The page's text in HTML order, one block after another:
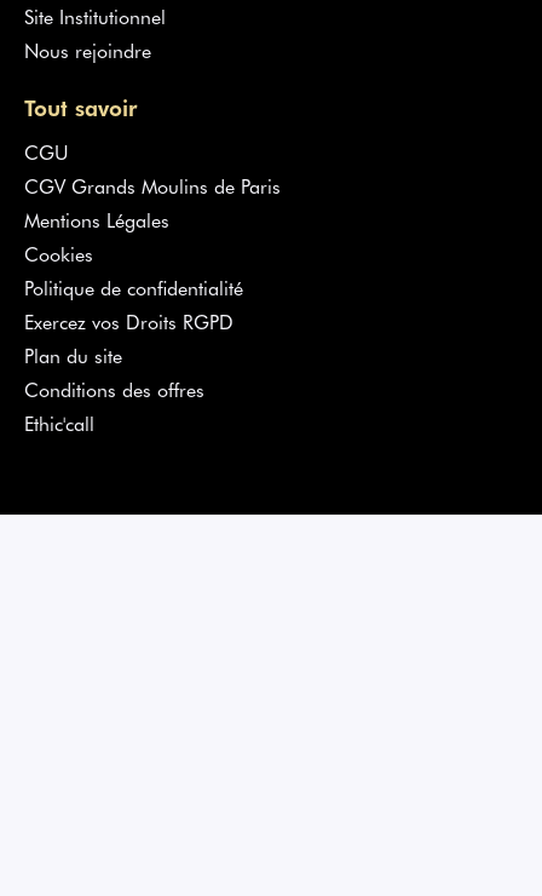
Site Institutionnel
Nous rejoindre
Tout savoir
CGU
CGV Grands Moulins de Paris
Mentions Légales
Cookies
Politique de confidentialité
Exercez vos Droits RGPD
Plan du site
Conditions des offres
Ethic'call